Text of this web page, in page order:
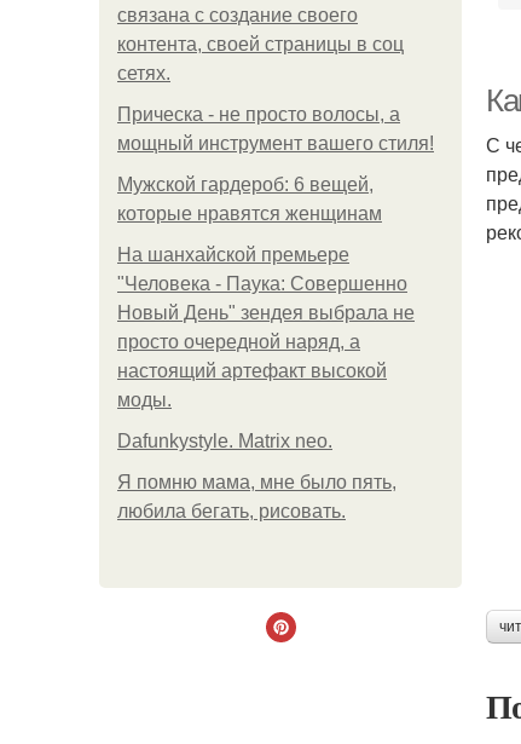
связана с создание своего
контента, своей страницы в соц
сетях.
Прическа - не просто волосы, а
мощный инструмент вашего стиля!
Мужской гардероб: 6 вещей,
которые нравятся женщинам
На шанхайской премьере
"Человека - Паука: Совершенно
Новый День" зендея выбрала не
просто очередной наряд, а
настоящий артефакт высокой
моды.
Dafunkystyle. Matrix neo.
Я помню мама, мне было пять,
любила бегать, рисовать.
С